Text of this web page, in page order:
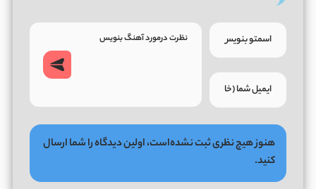
هنوز هیچ نظری ثبت نشده‌است، اولین دیدگاه را شما ارسال
کنید.